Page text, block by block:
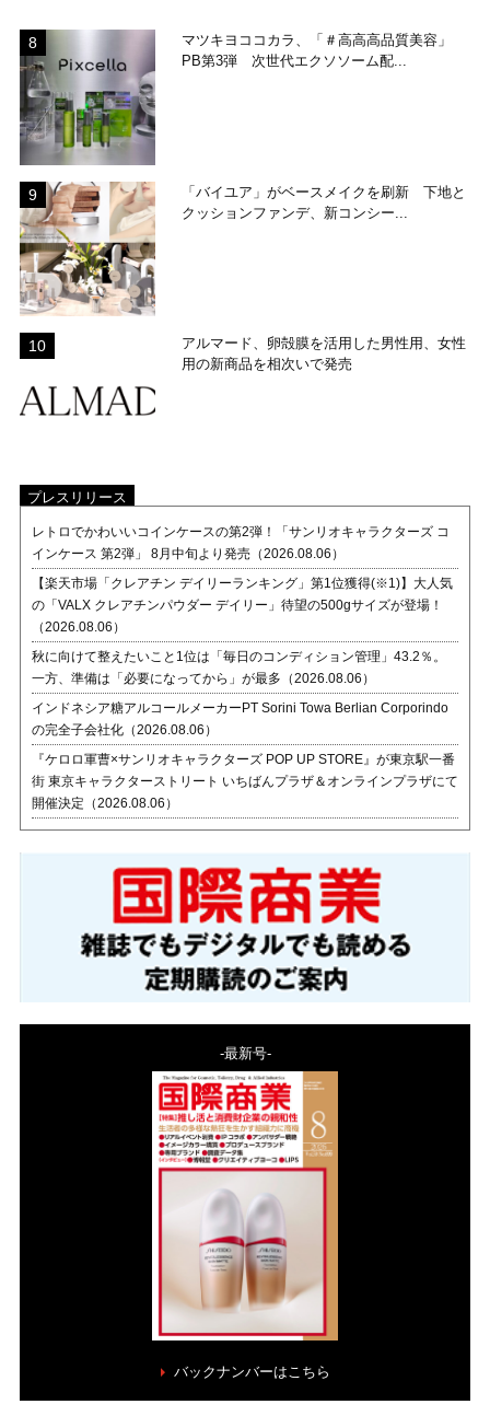
マツキヨココカラ、「＃高高高品質美容」
PB第3弾 次世代エクソソーム配...
「バイユア」がベースメイクを刷新 下地と
クッションファンデ、新コンシー...
アルマード、卵殻膜を活用した男性用、女性
用の新商品を相次いで発売
プレスリリース
レトロでかわいいコインケースの第2弾！「サンリオキャラクターズ コ
インケース 第2弾」 8月中旬より発売（2026.08.06）
【楽天市場「クレアチン デイリーランキング」第1位獲得(※1)】大人気
の「VALX クレアチンパウダー デイリー」待望の500gサイズが登場！
（2026.08.06）
秋に向けて整えたいこと1位は「毎日のコンディション管理」43.2％。
一方、準備は「必要になってから」が最多（2026.08.06）
インドネシア糖アルコールメーカーPT Sorini Towa Berlian Corporindo
の完全子会社化（2026.08.06）
『ケロロ軍曹×サンリオキャラクターズ POP UP STORE』が東京駅一番
街 東京キャラクターストリート いちばんプラザ＆オンラインプラザにて
開催決定（2026.08.06）
-最新号-
バックナンバーはこちら